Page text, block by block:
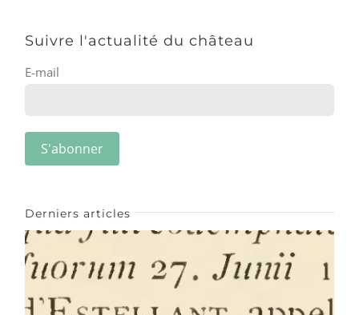
Suivre l'actualité du château
E-mail
Derniers articles